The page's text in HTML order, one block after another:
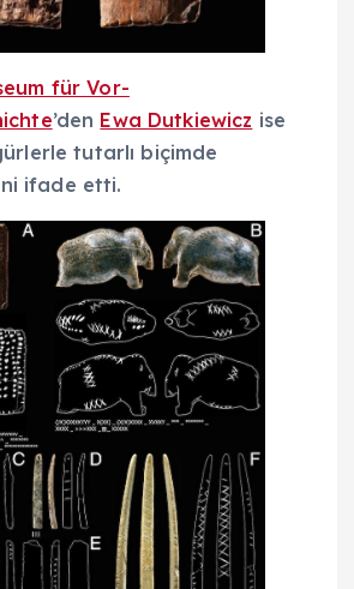
für Vor-
’den Ewa Dutkiewicz ise
tutarlı biçimde
ifade etti.